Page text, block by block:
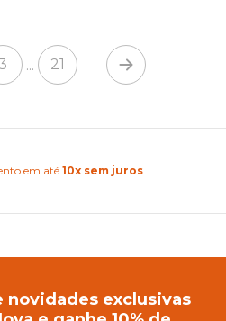
... 21
Frete Grátis Brasil
novidades exclusivas